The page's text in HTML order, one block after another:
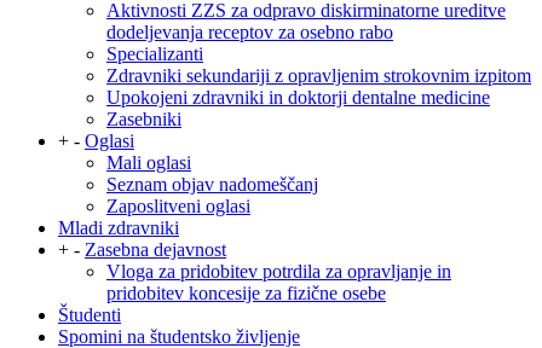
Aktivnosti ZZS za odpravo diskirminatorne ureditve
dodeljevanja receptov za osebno rabo
Specializanti
Zdravniki sekundariji z opravljenim strokovnim izpitom
Upokojeni zdravniki in doktorji dentalne medicine
Zasebniki
+ - Oglasi
Mali oglasi
Seznam objav nadomeščanj
Zaposlitveni oglasi
Mladi zdravniki
+ - Zasebna dejavnost
Vloga za pridobitev potrdila za opravljanje in
pridobitev koncesije za fizične osebe
Študenti
Spomini na študentsko življenje